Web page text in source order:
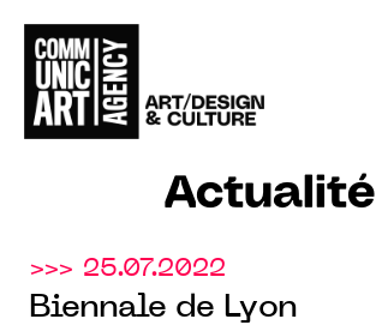
Actualité
>>> 25.07.2022
Biennale de Lyon